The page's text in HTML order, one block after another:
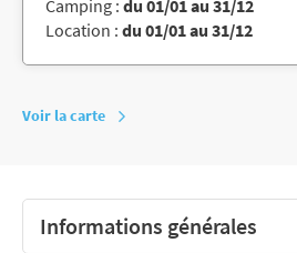
Camping : du 01/01 au 31/12
Location : du 01/01 au 31/12
Voir la carte
Informations générales